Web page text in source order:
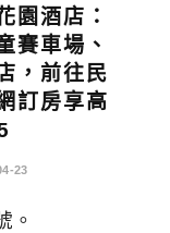
園酒店：
賽車場、
，前往民
訂房享高
23
。